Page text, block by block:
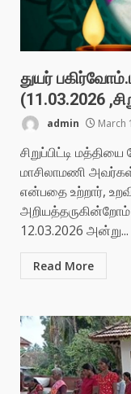
துயர்
(11.03.2026
admin March
சிறுப்பிட்டி
மாசிலாமணி
என்பதை உற்றார்,
12.03.2026 அன்று...
Read More